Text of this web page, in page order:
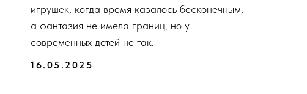
игрушек, когда время казалось бесконечным,
а фантазия не имела границ, но у
современных детей не так.
16.05.2025